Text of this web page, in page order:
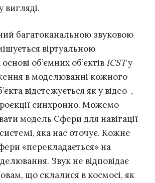
багатоканальною звуковою
віртуальною
об’ємних об’єктів ICSTу
в моделюванні кожного
відстежується як у відео-,
синхронно. Можемо
модель Сфери для навігації
яка нас оточує. Кожне
«перекладається» на
Звук не відповідає
що склалися в космосі, як